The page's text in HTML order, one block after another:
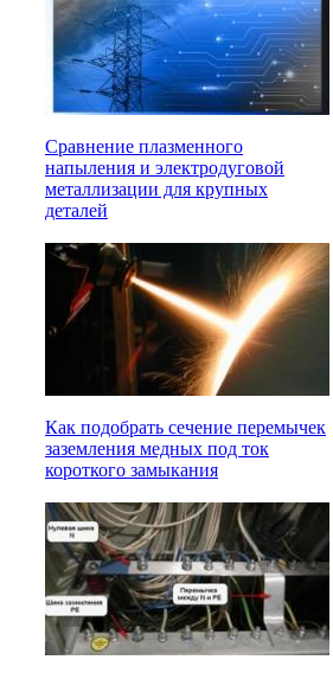
Сравнение плазменного
напыления и электродуговой
металлизации для крупных
деталей
Как подобрать сечение перемычек
заземления медных под ток
короткого замыкания